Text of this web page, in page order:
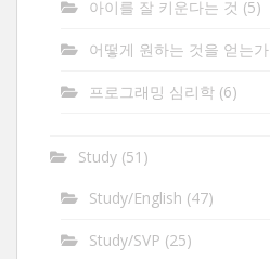
아이를 잘 키운다는 것 (5)
어떻게 원하는 것을 얻는가
프로그래밍 심리학 (6)
Study (51)
Study/English (47)
Study/SVP (25)